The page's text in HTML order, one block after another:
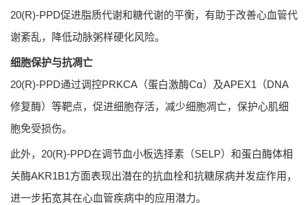
20(R)-PPD促进脂质代谢和糖代谢的平衡，有助于改善心血管代
谢紊乱，降低动脉粥样硬化风险。
细胞保护与抗凋亡
20(R)-PPD通过调控PRKCA（蛋白激酶Cα）及APEX1（DNA
修复酶）等靶点，促进细胞存活，减少细胞凋亡，保护心肌细
胞免受损伤。
此外，20(R)-PPD在调节血小板选择素（SELP）和蛋白酶体相
关酶AKR1B1方面表现出潜在的抗血栓和抗糖尿病并发症作用，
进一步拓宽其在心血管疾病中的应用潜力。